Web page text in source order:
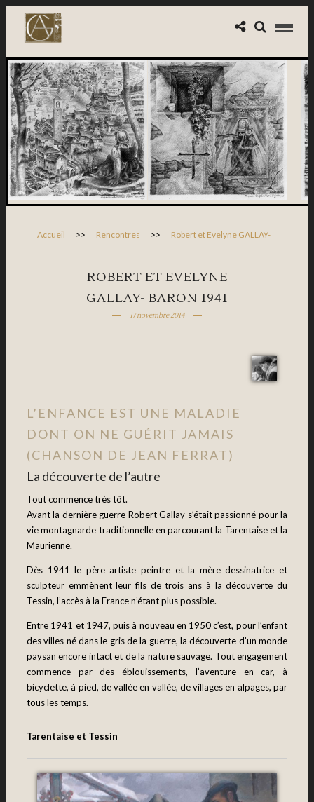
Accueil >> Rencontres >> Robert et Evelyne GALLAY-
ROBERT ET EVELYNE
GALLAY- BARON 1941
17 novembre 2014
L’ENFANCE EST UNE MALADIE
DONT ON NE GUÉRIT JAMAIS
(CHANSON DE JEAN FERRAT)
La découverte de l’autre
Tout commence très tôt.
Avant la dernière guerre Robert Gallay s’était passionné pour la
vie montagnarde traditionnelle en parcourant la Tarentaise et la
Maurienne.
Dès 1941 le père artiste peintre et la mère dessinatrice et
sculpteur emmènent leur fils de trois ans à la découverte du
Tessin, l’accès à la France n’étant plus possible.
Entre 1941 et 1947, puis à nouveau en 1950 c’est, pour l’enfant
des villes né dans le gris de la guerre, la découverte d’un monde
paysan encore intact et de la nature sauvage. Tout engagement
commence par des éblouissements, l’aventure en car, à
bicyclette, à pied, de vallée en vallée, de villages en alpages, par
tous les temps.
Tarentaise et Tessin